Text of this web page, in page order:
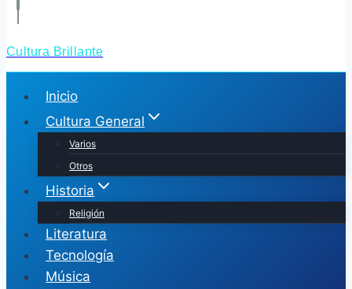
Cultura Brillante
Inicio
Cultura General
Varios
Otros
Historia
Religión
Literatura
Tecnología
Música